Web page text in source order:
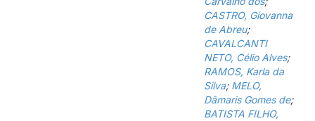
CASTRO, Giovanna
de Abreu;
CAVALCANTI
NETO, Célio Alves;
RAMOS, Karla da
Silva; MELO,
Dâmaris Gomes de;
BATISTA FILHO,